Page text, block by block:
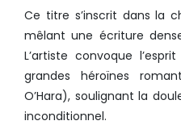
Ce titre s’inscrit dans la
mêlant une écriture
L’artiste convoque
grandes héroïnes
O’Hara), soulignant la
inconditionnel.